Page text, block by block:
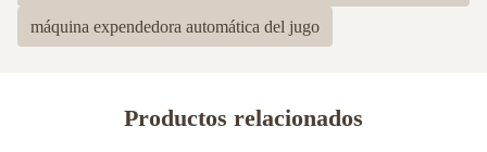
máquina expendedora automática del jugo
Productos relacionados